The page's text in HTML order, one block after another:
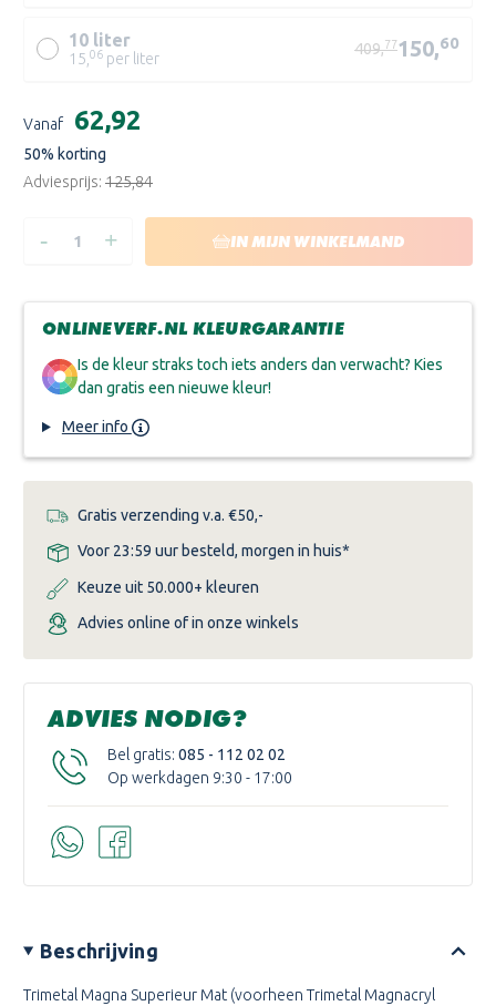
10 liter
15, 06per liter
409,77150,60
AC
voorraad:
Vanaf €62,92
50% korting
Adviesprijs: €125,84
HOEVEELHEID
MAGNACRYL
MAT
- HOEVEELHEID
MAGNACRYL
MAT
+ IN MIJN WINKELMAND
ONLINEVERF.NL KLEURGARANTIE
Is de kleur straks toch iets anders dan verwacht? Kies
dan gratis een nieuwe kleur!
Meer info
Gratis verzending v.a. €50,-
Voor 23:59 uur besteld, morgen in huis*
Keuze uit 50.000+ kleuren
Advies online of in onze winkels
ADVIES NODIG?
Bel gratis: 085 - 112 02 02
Op werkdagen 9:30 - 17:00
Beschrijving
Trimetal Magna Superieur Mat (voorheen Trimetal Magnacryl